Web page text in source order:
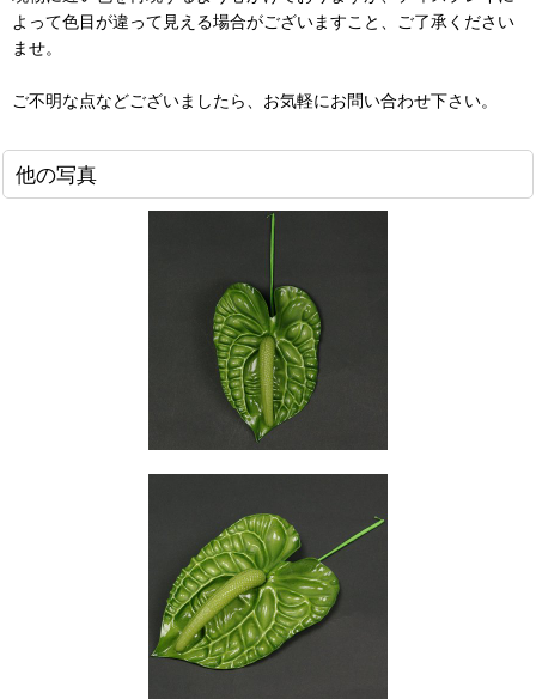
よって色目が違って見える場合がございますこと、ご了承ください
ませ。
ご不明な点などございましたら、お気軽にお問い合わせ下さい。
他の写真